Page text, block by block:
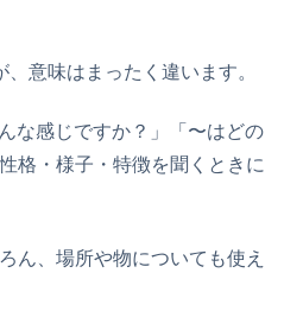
意味はまったく違います。
な感じですか？」「〜はどの
格・様子・特徴を聞くときに
ん、場所や物についても使え